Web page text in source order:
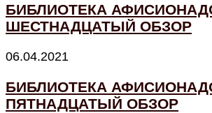
БИБЛИОТЕКА
ШЕСТНАДЦАТЫЙ ОБЗОР
06.04.2021
БИБЛИОТЕКА
ПЯТНАДЦАТЫЙ ОБЗОР